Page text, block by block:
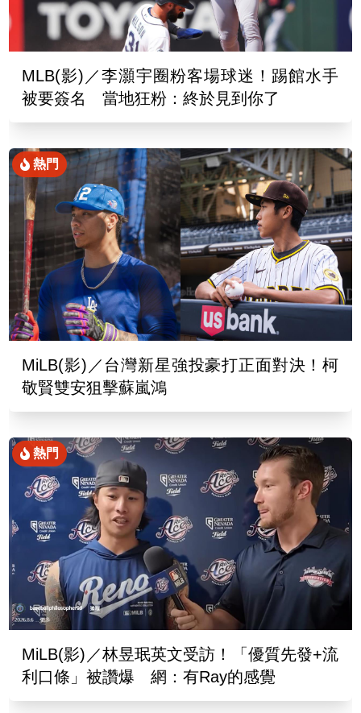
MLB(影)／李灝宇圈粉客場球迷！踢館水手
被要簽名 當地狂粉：終於見到你了
熱門
MiLB(影)／台灣新星強投豪打正面對決！柯
敬賢雙安狙擊蘇嵐鴻
熱門
MiLB(影)／林昱珉英文受訪！「優質先發+流
利口條」被讚爆 網：有Ray的感覺